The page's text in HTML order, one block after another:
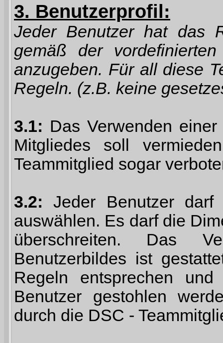
3. Benutzerprofil:
Jeder Benutzer hat das
gemäß der
anzugeben. Für all diese
Regeln. (z.B. keine
3.1: Das Verwenden
Mitgliedes soll
Teammitglied sogar
3.2: Jeder Benutzer darf
auswählen. Es darf die
überschreiten. Das
Benutzerbildes ist
Regeln entsprechen
Benutzer gestohlen
durch die DSC -